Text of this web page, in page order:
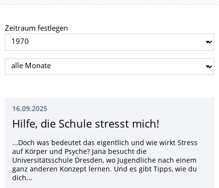
Zeitraum festlegen
Jahr auswählen
Monat auswählen
16.09.2025
Hilfe, die Schule stresst mich!
...Doch was bedeutet das eigentlich und wie wirkt Stress
auf Körper und Psyche? Jana besucht die
Universitätsschule Dresden, wo Jugendliche nach einem
ganz anderen Konzept lernen. Und es gibt Tipps, wie du
dich...